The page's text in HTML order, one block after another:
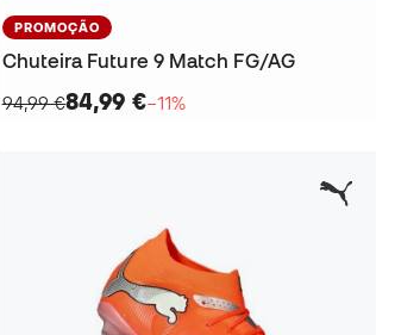
PROMOÇÃO
Chuteira Future 9 Match FG/AG
94,99 €84,99 €−11%